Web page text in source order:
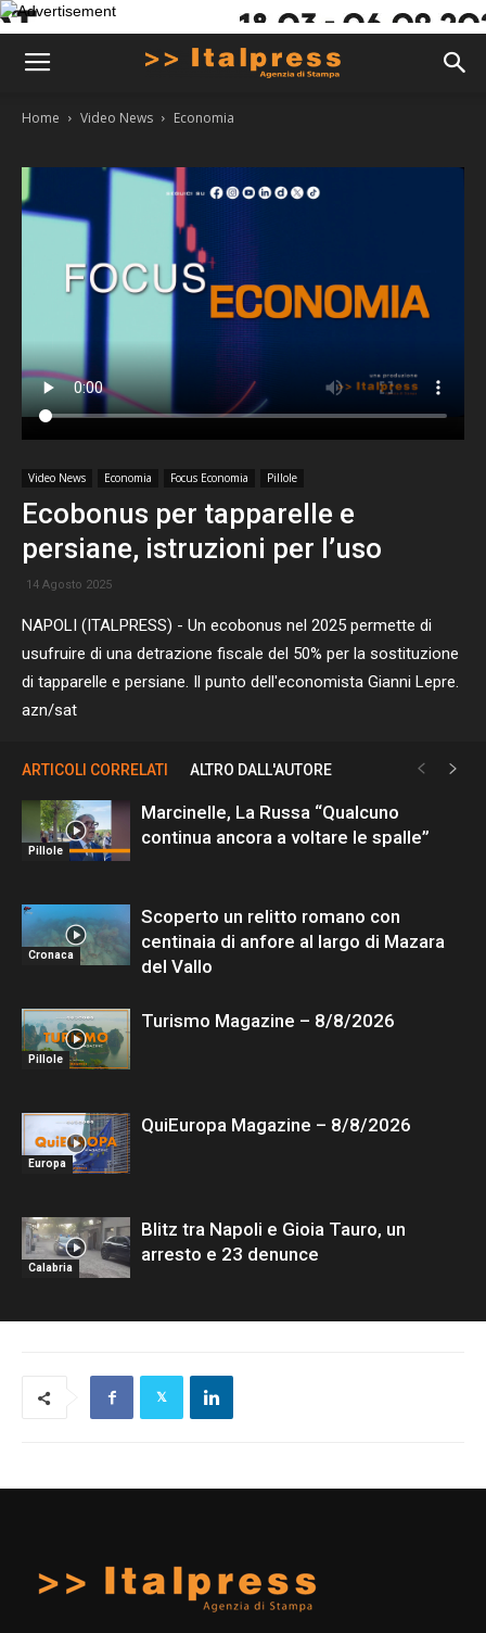
Home Video News Economia
Video News Economia Focus Economia Pillole
Ecobonus per tapparelle e
persiane, istruzioni per l’uso
14 Agosto 2025
NAPOLI (ITALPRESS) - Un ecobonus nel 2025 permette di
usufruire di una detrazione fiscale del 50% per la sostituzione
di tapparelle e persiane. Il punto dell'economista Gianni Lepre.
azn/sat
ARTICOLI CORRELATI ALTRO DALL'AUTORE
Pillole
Marcinelle, La Russa “Qualcuno
continua ancora a voltare le spalle”
Cronaca
Scoperto un relitto romano con
centinaia di anfore al largo di Mazara
del Vallo
Pillole
Turismo Magazine – 8/8/2026
Europa
QuiEuropa Magazine – 8/8/2026
Calabria
Blitz tra Napoli e Gioia Tauro, un
arresto e 23 denunce